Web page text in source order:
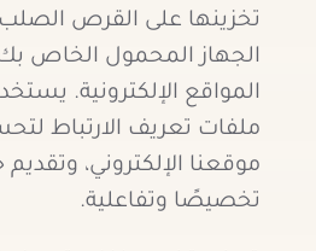
تخزينها على القرص الصلب
الجهاز المحمول الخاص بك
المواقع الإلكترونية.
ملفات تعريف الارتباط
موقعنا الإلكتروني،
تخصيصًا وتفاعلية.